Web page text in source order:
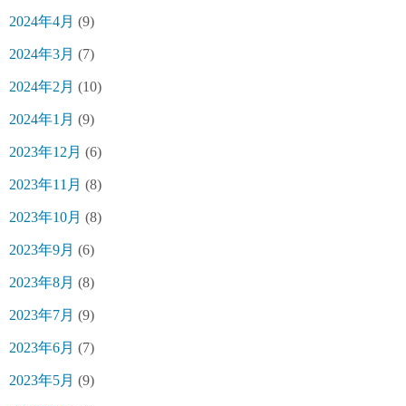
2024年4月 (9)
2024年3月 (7)
2024年2月 (10)
2024年1月 (9)
2023年12月 (6)
2023年11月 (8)
2023年10月 (8)
2023年9月 (6)
2023年8月 (8)
2023年7月 (9)
2023年6月 (7)
2023年5月 (9)